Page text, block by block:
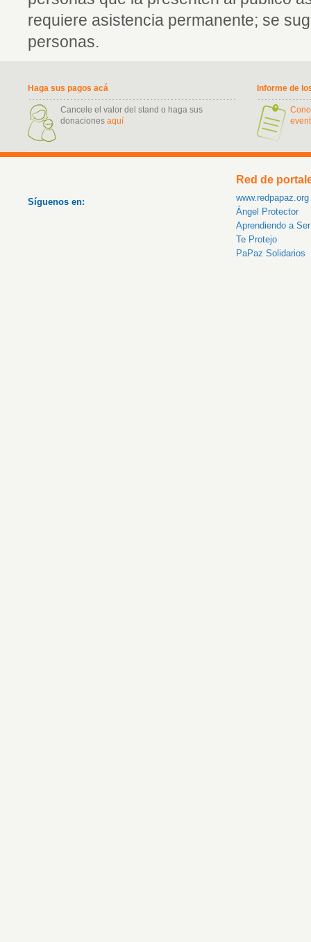
requiere asistencia permanente; se
personas.
Haga sus pagos acá
Cancele el valor del stand o haga sus
donaciones aquí
Informe de
Síguenos en:
Red de
www.redpapaz.org
Ángel Protector
Aprendiendo a
Te Protejo
PaPaz Solidarios